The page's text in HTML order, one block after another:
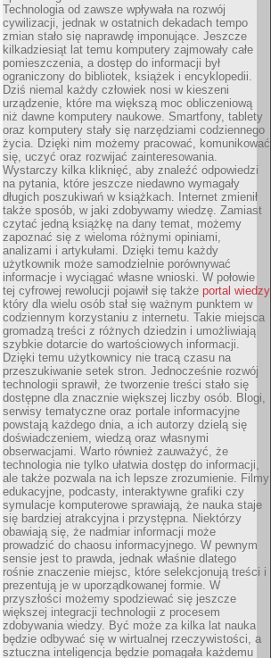
Technologia od zawsze wpływała na rozwój
cywilizacji, jednak w ostatnich dekadach tempo
zmian stało się naprawdę imponujące. Jeszcze
kilkadziesiąt lat temu komputery zajmowały całe
pomieszczenia, a dostęp do informacji był
ograniczony do bibliotek, książek i encyklopedii.
Dziś niemal każdy człowiek nosi w kieszeni
urządzenie, które ma większą moc obliczeniową
niż dawne komputery naukowe. Smartfony, tablety
oraz komputery stały się narzędziami codziennego
życia. Dzięki nim możemy pracować, komunikować
się, uczyć oraz rozwijać zainteresowania.
Wystarczy kilka kliknięć, aby znaleźć odpowiedzi
na pytania, które jeszcze niedawno wymagały
długich poszukiwań w książkach. Internet zmienił
także sposób, w jaki zdobywamy wiedzę. Zamiast
czytać jedną książkę na dany temat, możemy
zapoznać się z wieloma różnymi opiniami,
analizami i artykułami. Dzięki temu każdy
użytkownik może samodzielnie porównywać
informacje i wyciągać własne wnioski. W połowie
tej cyfrowej rewolucji pojawił się także portal wiedzy
który dla wielu osób stał się ważnym punktem w
codziennym korzystaniu z internetu. Takie miejsca
gromadzą treści z różnych dziedzin i umożliwiają
szybkie dotarcie do wartościowych informacji.
Dzięki temu użytkownicy nie tracą czasu na
przeszukiwanie setek stron. Jednocześnie rozwój
technologii sprawił, że tworzenie treści stało się
dostępne dla znacznie większej liczby osób. Blogi,
serwisy tematyczne oraz portale informacyjne
powstają każdego dnia, a ich autorzy dzielą się
doświadczeniem, wiedzą oraz własnymi
obserwacjami. Warto również zauważyć, że
technologia nie tylko ułatwia dostęp do informacji,
ale także pozwala na ich lepsze zrozumienie. Filmy
edukacyjne, podcasty, interaktywne grafiki czy
symulacje komputerowe sprawiają, że nauka staje
się bardziej atrakcyjna i przystępna. Niektórzy
obawiają się, że nadmiar informacji może
prowadzić do chaosu informacyjnego. W pewnym
sensie jest to prawda, jednak właśnie dlatego
rośnie znaczenie miejsc, które selekcjonują treści i
prezentują je w uporządkowanej formie. W
przyszłości możemy spodziewać się jeszcze
większej integracji technologii z procesem
zdobywania wiedzy. Być może za kilka lat nauka
będzie odbywać się w wirtualnej rzeczywistości, a
sztuczna inteligencja będzie pomagała każdemu